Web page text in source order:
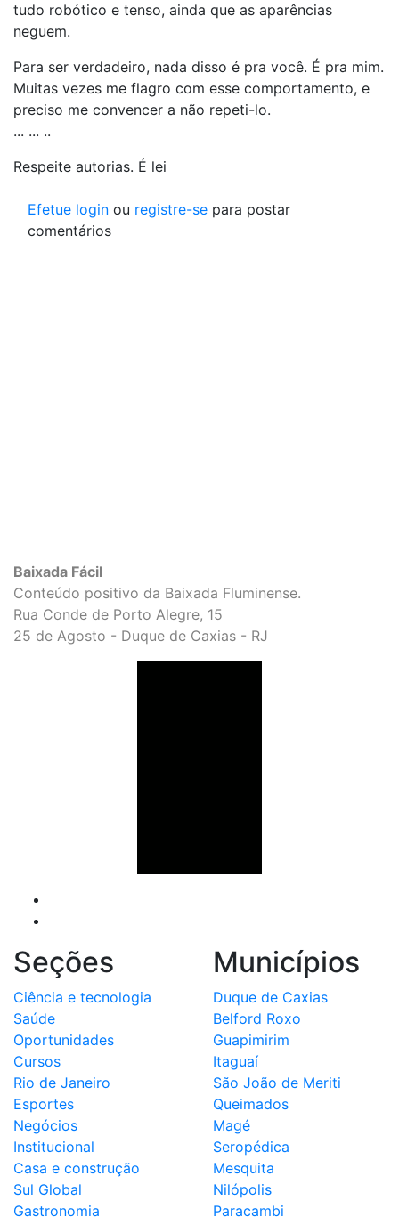
tudo robótico e tenso, ainda que as aparências
neguem.
Para ser verdadeiro, nada disso é pra você. É pra mim.
Muitas vezes me flagro com esse comportamento, e
preciso me convencer a não repeti-lo.
... ... ..
Respeite autorias. É lei
Efetue login ou registre-se para postar
comentários
Baixada Fácil
Conteúdo positivo da Baixada Fluminense.
Rua Conde de Porto Alegre, 15
25 de Agosto - Duque de Caxias - RJ
Seções
Ciência e tecnologia
Saúde
Oportunidades
Cursos
Rio de Janeiro
Esportes
Negócios
Institucional
Casa e construção
Sul Global
Gastronomia
Municípios
Duque de Caxias
Belford Roxo
Guapimirim
Itaguaí
São João de Meriti
Queimados
Magé
Seropédica
Mesquita
Nilópolis
Paracambi